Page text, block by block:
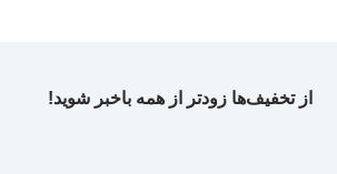
از تخفیف‌ها زودتر از همه باخبر شوید!